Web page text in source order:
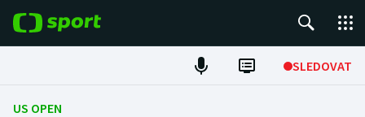
SLEDOVAT
ME v atletice
US OPEN